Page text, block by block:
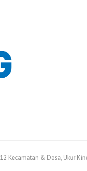
Kecamatan & Desa, Ukur